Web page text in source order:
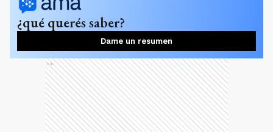
¿qué querés saber?
Dame un resumen
Ads